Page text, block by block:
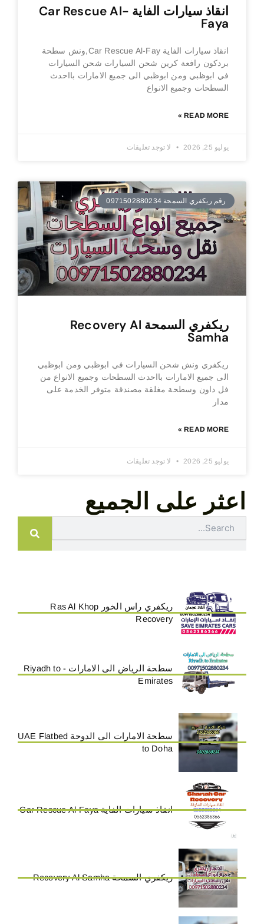
انقاذ سيارات الفاية Car Rescue Al-
Faya
انقاذ سيارات الفاية Car Rescue Al-Fay,ونش سطحة
بردكون رافعة كرين شحن السيارات شحن السيارات
في ابوظبي ومن ابوظبي الى جميع الامارات بااحدث
السطحات وجميع الانواع
READ MORE »
يوليو 25, 2026 لا توجد تعليقات
رقم ريكفري السمحة 0971502880234
ريكفري السمحة Recovery Al
Samha
ريكفري ونش شحن السيارات في ابوظبي ومن ابوظبي
الى جميع الامارات بااحدث السطحات وجميع الانواع من
فل داون وسطحة مغلقة مصندقة متوفر الخدمة على
مدار
READ MORE »
يوليو 25, 2026 لا توجد تعليقات
اعثر على الجميع
ريكفري راس الخور Ras Al Khop
Recovery
سطحة الرياض الى الامارات - Riyadh to
Emirates
سطحة الامارات الى الدوحة UAE Flatbed
to Doha
انقاذ سيارات الفاية Car Rescue Al-Faya
ريكفري السمحة Recovery Al Samha